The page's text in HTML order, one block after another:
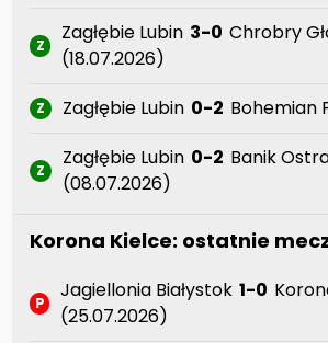
Z
Zagłębie Lubin 3-0 Chrobry
(18.07.2026)
Z Zagłębie Lubin 0-2 Bohemian
Z
Zagłębie Lubin 0-2 Banik
(08.07.2026)
Korona Kielce: ostatnie
P
Jagiellonia Białystok 1-0
(25.07.2026)